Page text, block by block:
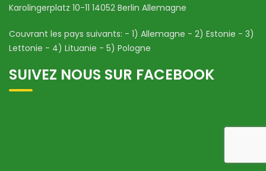
Karolingerplatz 10-11 14052 Berlin Allemagne
Couvrant les pays suivants: - 1) Allemagne - 2) Estonie - 3)
Lettonie - 4) Lituanie - 5) Pologne
SUIVEZ NOUS SUR FACEBOOK